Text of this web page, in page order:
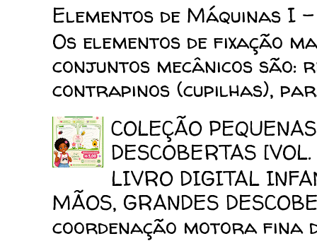
Elementos de Máquinas I
Os elementos de fixação
conjuntos mecânicos são:
contrapinos (cupilhas),
COLEÇÃO
DESCOBERTAS [VOL.
LIVRO DIGITAL
MÃOS, GRANDES
coordenação motora fina